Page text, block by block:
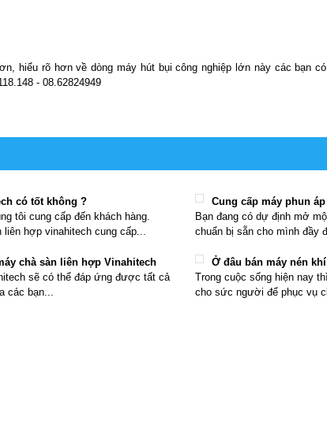
hiểu rõ hơn về dòng máy hút bụi công nghiệp lớn này các bạn
- 08.62824949
có tốt không ?
tôi cung cấp đến khách hàng.
liên hợp vinahitech cung cấp...
Cung cấp máy phun
Bạn đang có dự định mở
chuẩn bị sẵn cho mình đầy
chà sàn liên hợp Vinahitech
sẽ có thể đáp ứng được tất cả
các bạn...
Ở đâu bán máy nén
Trong cuộc sống hiện nay
cho sức người để phục vụ